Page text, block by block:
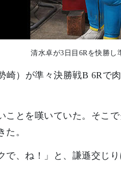
清水卓が3日目6Rを快勝し
崎）が準々決勝戦B 6Rで
ことを嘆いていた。そこ
。
で、ね！」と、謙遜交じ